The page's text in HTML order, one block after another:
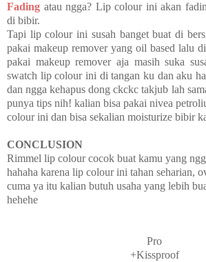
Fading atau ngga? Lip colour ini akan
di bibir.
Tapi lip colour ini susah banget buat di
pakai makeup remover yang oil based lalu
pakai makeup remover aja masih suka
swatch lip colour ini di tangan ku dan aku
dan ngga kehapus dong ckckc takjub lah
punya tips nih! kalian bisa pakai nivea
colour ini dan bisa sekalian moisturize bibir
CONCLUSION
Rimmel lip colour cocok buat kamu yang
hahaha karena lip colour ini tahan seharian,
cuma ya itu kalian butuh usaha yang lebih
hehehe
Pro
+Kissproof